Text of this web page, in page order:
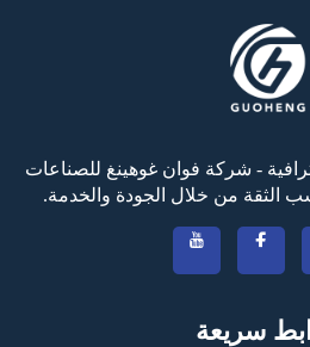
- شركة فوان غوهينغ للصناعات
الثقة من خلال الجودة والخدمة.
سريعة